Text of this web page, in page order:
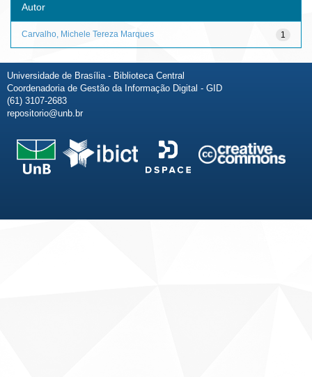
Autor
1
Carvalho, Michele Tereza Marques
Universidade de Brasília - Biblioteca Central
Coordenadoria de Gestão da Informação Digital - GID
(61) 3107-2683
repositorio@unb.br